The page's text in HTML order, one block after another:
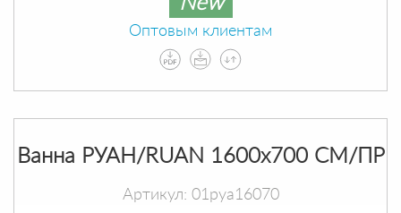
Оптовым клиентам
Ванна РУАН/RUAN 1600х700 СМ/ПР
Артикул: 01руа16070